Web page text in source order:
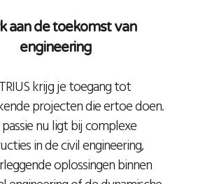
aan de toekomst van
engineering
krijg je toegang tot
projecten die ertoe doen.
nu ligt bij complexe
in de civil engineering,
oplossingen binnen